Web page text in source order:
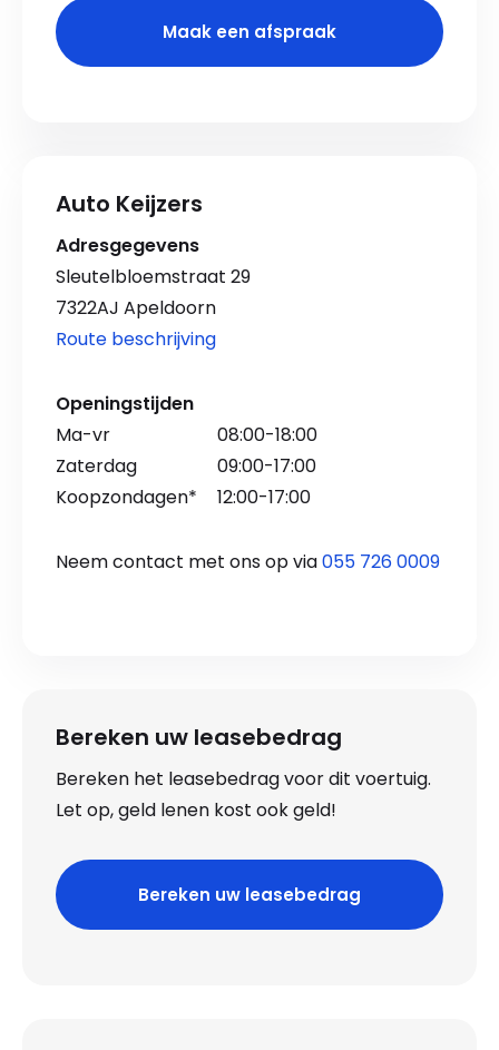
Maak een afspraak
Auto Keijzers
Adresgegevens
Sleutelbloemstraat 29
7322AJ Apeldoorn
Route beschrijving
Openingstijden
Ma-vr
08:00-18:00
Zaterdag
09:00-17:00
Koopzondagen*
12:00-17:00
Neem contact met ons op via055 726 0009
Bereken uw leasebedrag
Bereken het leasebedrag voor dit voertuig.
Let op, geld lenen kost ook geld!
Bereken uw leasebedrag